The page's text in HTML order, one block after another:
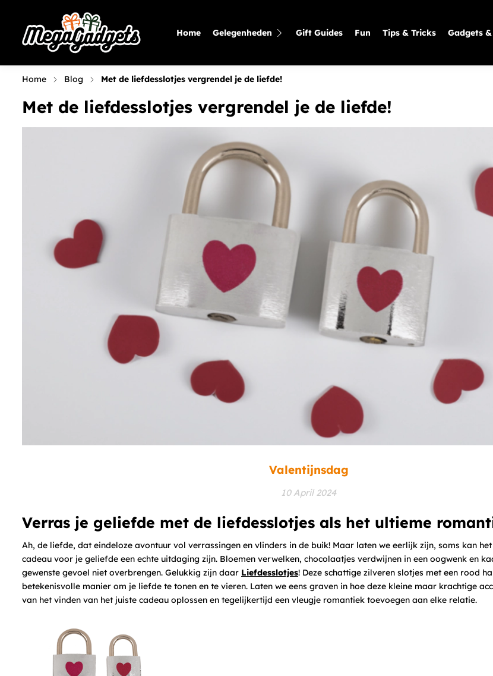
Home Gelegenheden Gift Guides Fun Tips & Tricks Gadgets &
Home Blog Met de liefdesslotjes vergrendel je de liefde!
Met de liefdesslotjes vergrendel je de liefde!
Valentijnsdag
10 April 2024
Verras je geliefde met de liefdesslotjes als het ultieme
Ah, de liefde, dat eindeloze avontuur vol verrassingen en vlinders in de buik! Maar laten we eerlijk zijn, soms kan
cadeau voor je geliefde een echte uitdaging zijn. Bloemen verwelken, chocolaatjes verdwijnen in een oogwenk en
gewenste gevoel niet overbrengen. Gelukkig zijn daar Liefdesslotjes! Deze schattige zilveren slotjes met een rood
betekenisvolle manier om je liefde te tonen en te vieren. Laten we eens graven in hoe deze kleine maar krachtige
van het vinden van het juiste cadeau oplossen en tegelijkertijd een vleugje romantiek toevoegen aan elke relatie.